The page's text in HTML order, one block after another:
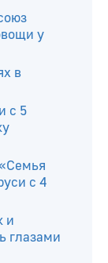
у
в
с 5
с 4
и
глазами